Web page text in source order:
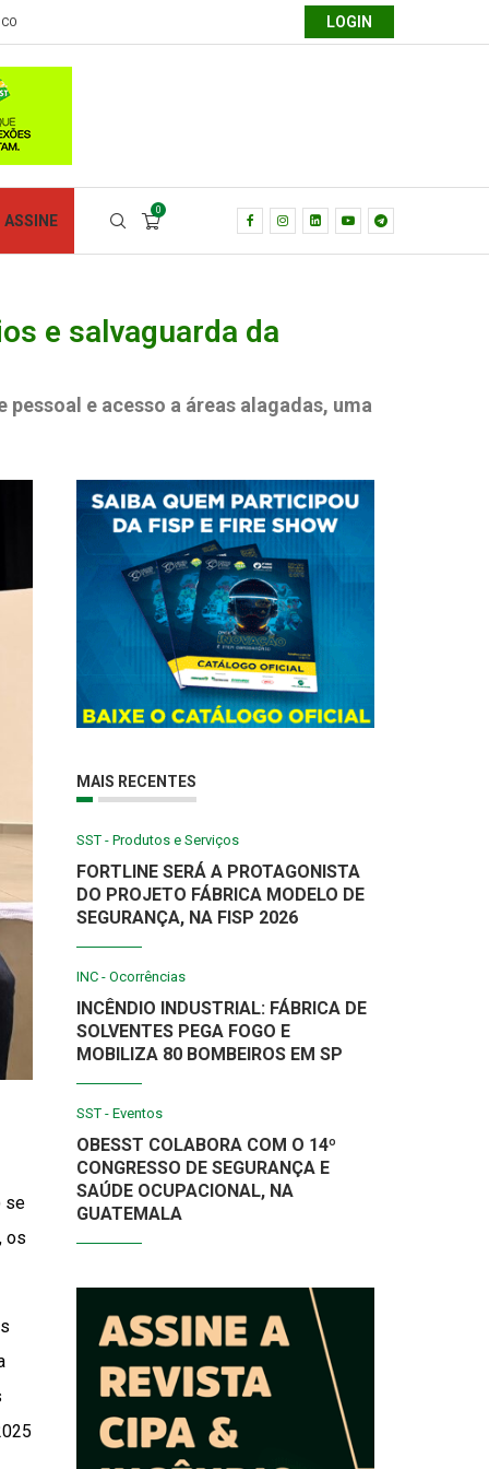
LOGIN
ASSINE
0
e salvaguarda da
e acesso a áreas alagadas, uma
se
os
MAIS RECENTES
SST - Produtos e Serviços
FORTLINE SERÁ A PROTAGONISTA
DO PROJETO FÁBRICA MODELO DE
SEGURANÇA, NA FISP 2026
INC - Ocorrências
INCÊNDIO INDUSTRIAL: FÁBRICA DE
SOLVENTES PEGA FOGO E
MOBILIZA 80 BOMBEIROS EM SP
SST - Eventos
OBESST COLABORA COM O 14º
CONGRESSO DE SEGURANÇA E
SAÚDE OCUPACIONAL, NA
GUATEMALA